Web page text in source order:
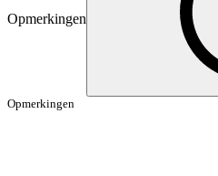
Opmerkingen